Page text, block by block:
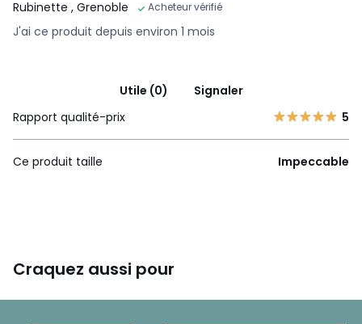
Rubinette , Grenoble Acheteur vérifié
J'ai ce produit depuis environ 1 mois
Utile (0)
Signaler
Rapport qualité-prix
5
Ce produit taille Impeccable
Craquez aussi pour